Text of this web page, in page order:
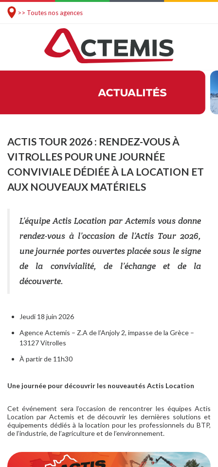
>> Toutes nos agences
ACTIS TOUR 2026 : RENDEZ-VOUS À
VITROLLES POUR UNE JOURNÉE
CONVIVIALE DÉDIÉE À LA LOCATION ET
AUX NOUVEAUX MATÉRIELS
L’équipe Actis Location par Actemis vous donne
rendez-vous à l’occasion de l’Actis Tour 2026,
une journée portes ouvertes placée sous le signe
de la convivialité, de l’échange et de la
découverte.
Jeudi 18 juin 2026
Agence Actemis – Z.A de l’Anjoly 2, impasse de la Grèce –
13127 Vitrolles
À partir de 11h30
Une journée pour découvrir les nouveautés Actis Location
Cet événement sera l’occasion de rencontrer les équipes Actis
Location par Actemis et de découvrir les dernières solutions et
équipements dédiés à la location pour les professionnels du BTP,
de l’industrie, de l’agriculture et de l’environnement.